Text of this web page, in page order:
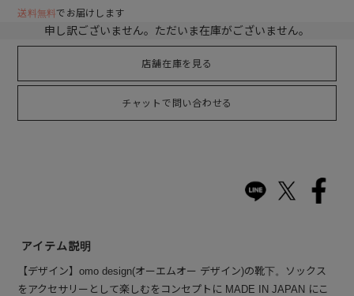
送料無料でお届けします
申し訳ございません。ただいま在庫がございません。
店舗在庫を見る
チャットで問い合わせる
アイテム説明
【デザイン】omo design(オーエムオー デザイン)の靴下。ソックス
をアクセサリーとして楽しむをコンセプトに MADE IN JAPAN にこ